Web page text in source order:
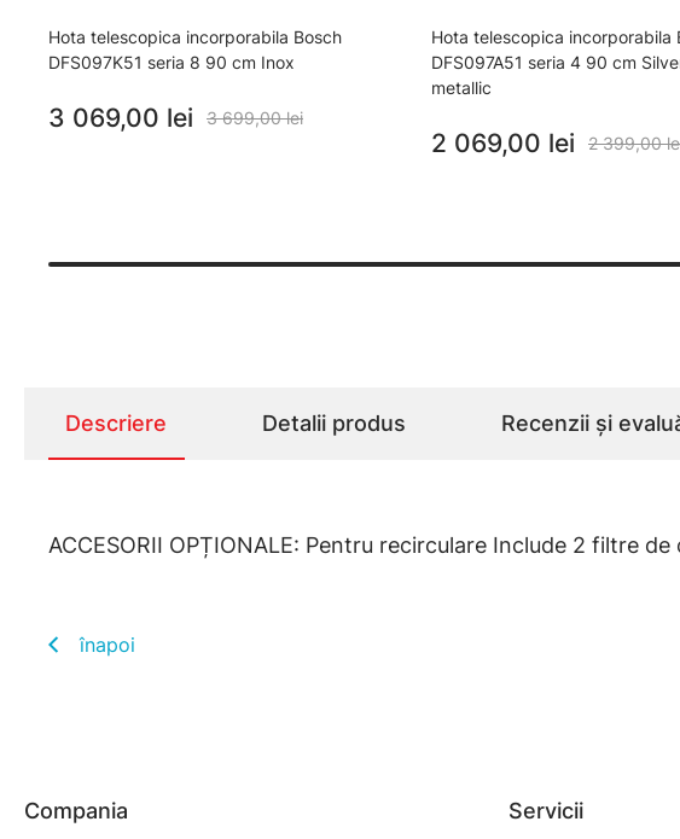
Hota telescopica incorporabila Bosch
DFS097K51 seria 8 90 cm Inox
3 069,00 lei 3 699,00 lei
Hota telescopica incorporabila
DFS097A51 seria 4 90 cm
metallic
2 069,00 lei 2 399,00
Descriere Detalii produs Recenzii și
ACCESORII OPȚIONALE: Pentru recirculare Include 2 filtre
înapoi
Compania Servicii